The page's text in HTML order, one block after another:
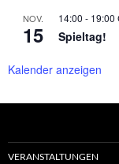
NOV.
15
14:00 - 19:00
Spieltag!
Kalender anzeigen
VERANSTALTUNGEN